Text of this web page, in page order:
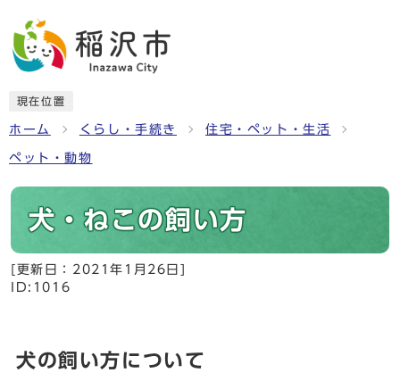
現在位置
ホーム くらし・手続き 住宅・ペット・生活
ペット・動物
犬・ねこの飼い方
[更新日： 2021年1月26日
ID:1016
犬の飼い方について